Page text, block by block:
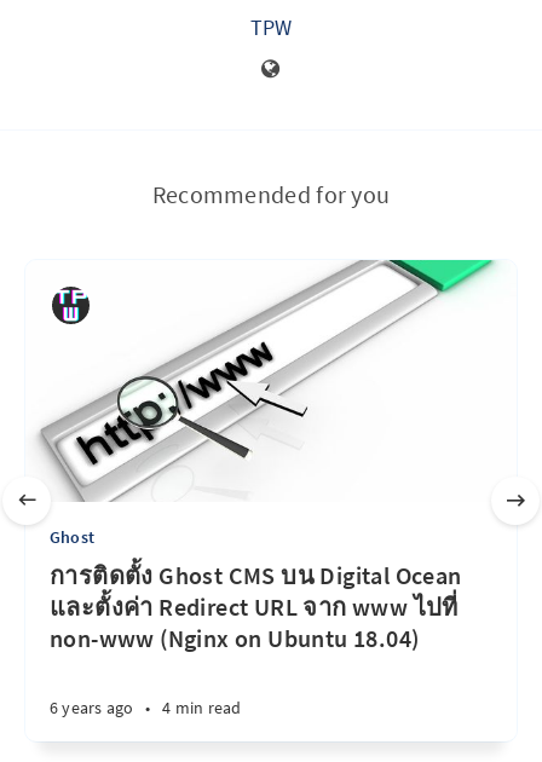
TPW
Recommended for you
Ghost
การติดตั้ง Ghost CMS บน Digital Ocean
และตั้งค่า Redirect URL จาก www ไปที่
non-www (Nginx on Ubuntu 18.04)
6 years ago • 4 min read